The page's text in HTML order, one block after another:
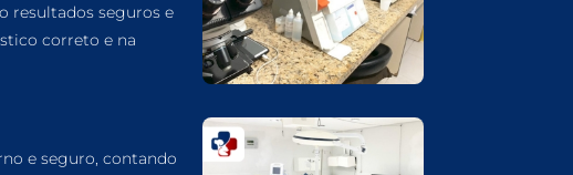
CARDIOLOGISTA VETERINÁRIO EM
GUARULHOS
CARDIOLOGIA VETERINÁRIA EM
GUARULHOS
ATENDIMENTO VETERINÁRIO EM
GUARULHOS
resultados seguros e
correto e na
e seguro, contando